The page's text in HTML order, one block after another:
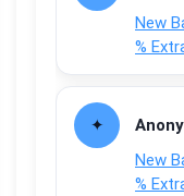
New
%
New
%